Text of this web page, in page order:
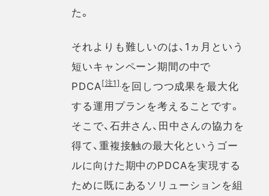
た。
それよりも難しいのは、1ヵ月という
短いキャンペーン期間の中で
PDCA[注1]を回しつつ成果を最大化
する運用プランを考えることです。
そこで、石井さん、田中さんの協力を
得て、重複接触の最大化というゴー
ルに向けた期中のPDCAを実現する
ために既にあるソリューションを組